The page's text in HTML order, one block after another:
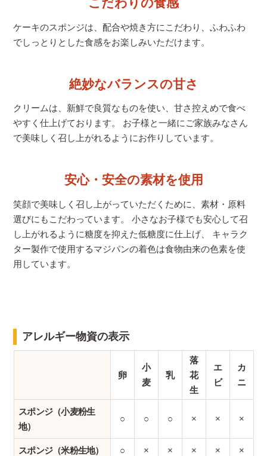
こだわりの食感
ケーキのスポンジは、配合や焼き方にこだわり、ふわふわ
でしっとりとした食感をお楽しみいただけます。
絶妙なバランスの甘さ
クリームは、新鮮で良質なものを使い、甘さ控えめで食べ
やすく仕上げております。 お子様と一緒にご家族みなさん
で美味しく召し上がれるようにお作りしています。
安心・安全の素材を使用
笑顔で美味しく召し上がっていただくために、素材・原料
選びにもこだわっています。 小さなお子様でも安心して召
し上がれるように糖度を抑えた低糖度に仕上げ、 キャラク
ター製作で使用するマジパンの着色は食物由来の色素を使
用しています。
アレルギー物資の表示
卵
小
麦
乳
落
花
生
エ
ビ
カ
ニ
スポンジ（小麦粉生
地）
○ ○ ○ × × ×
スポンジ（米粉生地） ○ × × × × ×